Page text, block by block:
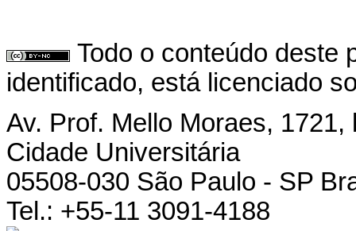
Todo o conteúdo deste
identificado, está licenciado
Av. Prof. Mello Moraes,
Cidade Universitária
05508-030 São Paulo - SP
Tel.: +55-11 3091-4188